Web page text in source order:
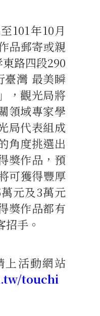
101年10月
品郵寄或親
路四段290
臺灣 最美瞬
，觀光局將
領域專家學
局代表組成
角度挑選出
獎作品，預
可獲得豐厚
元及3萬元
獎作品都有
手。
上活動網站
touchi